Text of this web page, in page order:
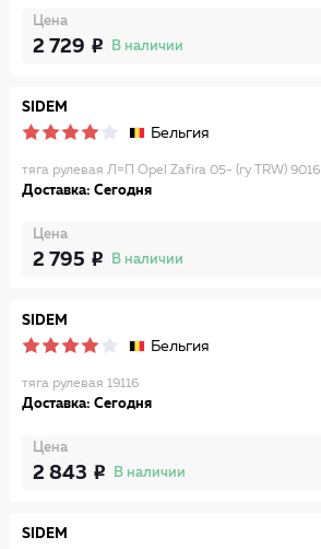
Цена
2 729 В наличии
SIDEM
Бельгия
тяга рулевая Л=П Opel Zafira 05- (гу TRW) 9016
Доставка: Сегодня
Цена
2 795 В наличии
SIDEM
Бельгия
тяга рулевая 19116
Доставка: Сегодня
Цена
2 843 В наличии
SIDEM